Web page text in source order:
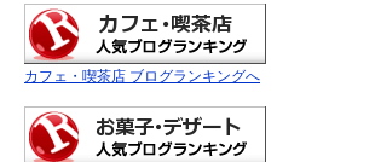
カフェ・喫茶店 ブログランキングへ